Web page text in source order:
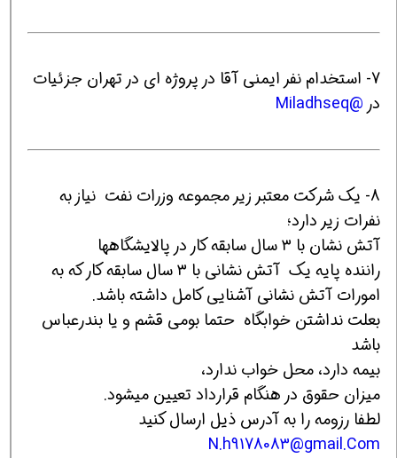
7- استخدام نفر ایمنی آقا در پروژه ای در تهران جزئیات
در @Miladhseq
8- یک شرکت معتبر زیر مجموعه وزرات نفت نیاز به
نفرات زیر دارد؛
آتش نشان با ۳ سال سابقه کار در پالایشگاهها
راننده پایه یک آتش نشانی با ۳ سال سابقه کار که به
امورات آتش نشانی آشنایی کامل داشته باشد.
بعلت نداشتن خوابگاه حتما بومی قشم و یا بندرعباس
باشد
بیمه دارد، محل خواب ندارد،
میزان حقوق در هنگام قرارداد تعیین میشود.
لطفا رزومه را به آدرس ذیل ارسال کنید
N.h9178083@gmail.Com